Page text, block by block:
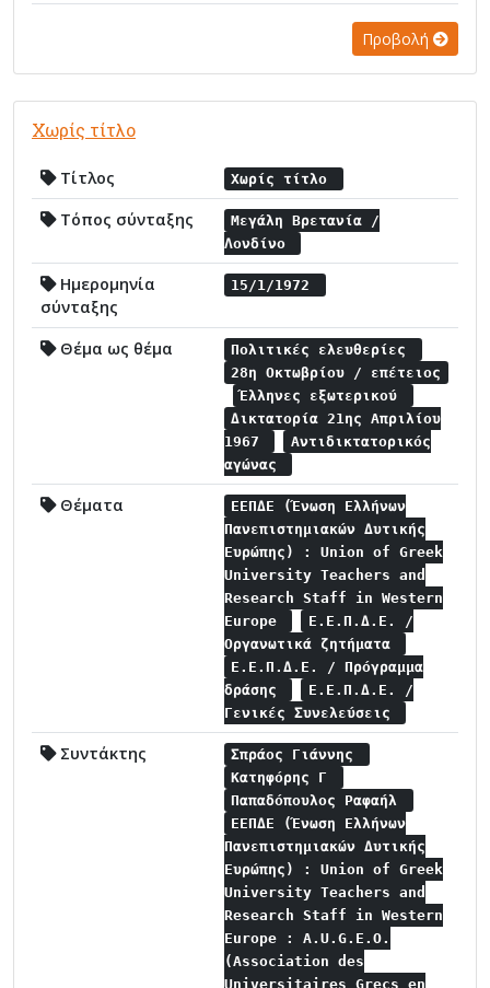
Προβολή
Χωρίς τίτλο
Τίτλος Χωρίς τίτλο
Τόπος σύνταξης
Μεγάλη Βρετανία /
Λονδίνο
Ημερομηνία
σύνταξης
15/1/1972
Θέμα ως θέμα
Πολιτικές ελευθερίες
28η Οκτωβρίου / επέτειος
Έλληνες εξωτερικού
Δικτατορία 21ης Απριλίου
1967
Αντιδικτατορικός
αγώνας
Θέματα
ΕΕΠΔΕ (Ένωση Ελλήνων
Πανεπιστημιακών Δυτικής
Ευρώπης) : Union of Greek
University Teachers and
Research Staff in Western
Europe
Ε.Ε.Π.Δ.Ε. /
Οργανωτικά ζητήματα
Ε.Ε.Π.Δ.Ε. / Πρόγραμμα
δράσης
Ε.Ε.Π.Δ.Ε. /
Γενικές Συνελεύσεις
Συντάκτης
Σπράος Γιάννης
Κατηφόρης Γ
Παπαδόπουλος Ραφαήλ
ΕΕΠΔΕ (Ένωση Ελλήνων
Πανεπιστημιακών Δυτικής
Ευρώπης) : Union of Greek
University Teachers and
Research Staff in Western
Europe : A.U.G.E.O.
(Association des
Universitaires Grecs en